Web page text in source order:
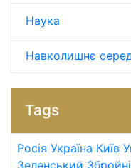
Наука
Навколишнє
Tags
Росія Україна Київ